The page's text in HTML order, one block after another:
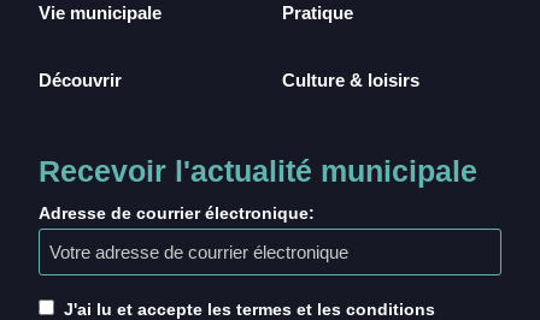
Vie municipale
Découvrir
Pratique
Culture & loisirs
Recevoir l'actualité municipale
Adresse de courrier électronique:
J'ai lu et accepte les termes et les conditions